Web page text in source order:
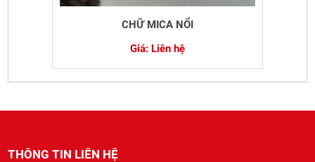
CHỮ MICA NỔI
Giá: Liên hệ
THÔNG TIN LIÊN HỆ